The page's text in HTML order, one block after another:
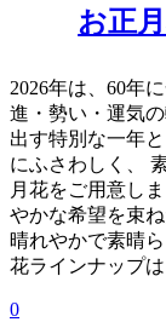
お正
2026年は、60年
進・勢い・運気
出す特別な一年
にふさわしく、
月花をご用意し
やかな希望を束
晴れやかで素晴
花ラインナップ
0